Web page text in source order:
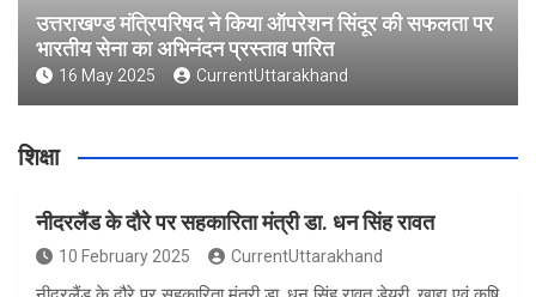
उत्तराखण्ड मंत्रिपरिषद ने किया ऑपरेशन सिंदूर की सफलता पर
भारतीय सेना का अभिनंदन प्रस्ताव पारित
16 May 2025 CurrentUttarakhand
शिक्षा
नीदरलैंड के दौरे पर सहकारिता मंत्री डा. धन सिंह रावत
10 February 2025 CurrentUttarakhand